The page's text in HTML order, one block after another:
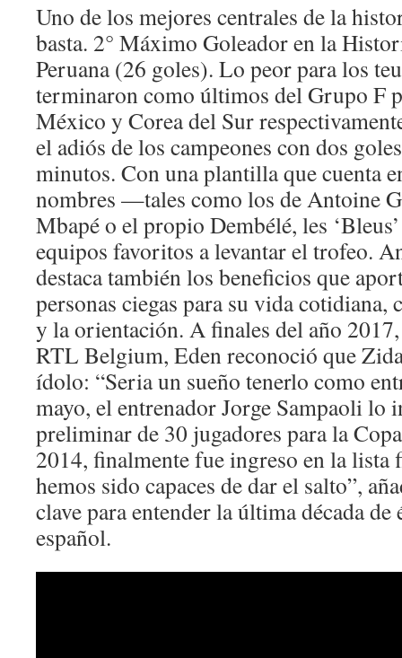
Uno de los mejores centrales de la
basta. 2° Máximo Goleador en la
Peruana (26 goles). Lo peor para los
terminaron como últimos del Grupo F
México y Corea del Sur
el adiós de los campeones con dos
minutos. Con una plantilla que cuenta
nombres —tales como los de Antoine
Mbapé o el propio Dembélé, les
equipos favoritos a levantar el trofeo.
destaca también los beneficios que
personas ciegas para su vida
y la orientación. A finales del año
RTL Belgium, Eden reconoció que
ídolo: “Seria un sueño tenerlo como
mayo, el entrenador Jorge Sampaoli lo
preliminar de 30 jugadores para la
2014, finalmente fue ingreso en la
hemos sido capaces de dar el salto”,
clave para entender la última década
español.